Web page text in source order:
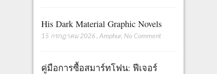
His Dark Material Graphic Novels
15 กรกฎาคม 2026 , Amphur, No Comment
คู่มือการซื้อสมาร์ทโฟน: ฟีเจอร์